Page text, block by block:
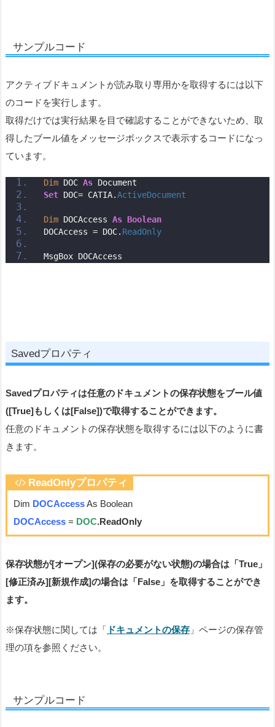
サンプルコード
アクティブドキュメントが読み取り専用かを取得するには以下
のコードを実行します。
取得だけでは実行結果を目で確認することができないため、取
得したブール値をメッセージボックスで表示するコードになっ
ています。
Dim DOC As Document
Set DOC= CATIA.ActiveDocument
Dim DOCAccess As Boolean
DOCAccess = DOC. ReadOnly
MsgBox DOCAccess
Savedプロパティ
Savedプロパティは任意のドキュメントの保存状態をブール値
([True]もしくは[False])で取得することができます。
任意のドキュメントの保存状態を取得するには以下のように書
きます。
ReadOnlyプロパティ
Dim DOCAccessAs Boolean
DOCAccess = DOC.ReadOnly
保存状態が[オープン](保存の必要がない状態)の場合は「True」
[修正済み][新規作成]の場合は「False」を取得することができ
ます。
※保存状態に関しては「 ドキュメントの保存 」ページの保存管
理の項を参照ください。
サンプルコード